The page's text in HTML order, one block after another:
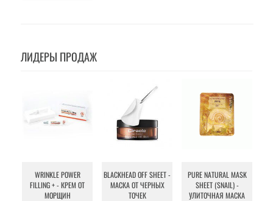
ЛИДЕРЫ ПРОДАЖ
WRINKLE POWER
FILLING + - КРЕМ ОТ
МОРЩИН
BLACKHEAD OFF SHEET -
МАСКА ОТ ЧЕРНЫХ
ТОЧЕК
PURE NATURAL MASK
SHEET (SNAIL) -
УЛИТОЧНАЯ МАСКА